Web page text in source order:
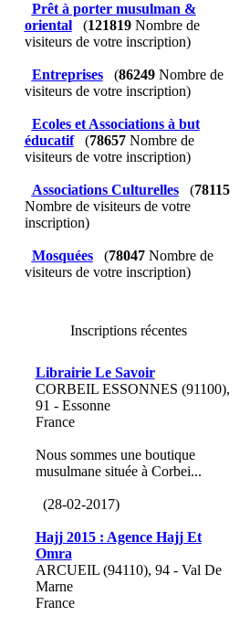
Prêt à porter musulman &
oriental
(121819Nombre de
visiteurs de votre inscription)
Entreprises (86249Nombre de
visiteurs de votre inscription)
Ecoles et Associations à but
éducatif
(78657Nombre de
visiteurs de votre inscription)
Associations Culturelles (78115
Nombre de visiteurs de votre
inscription)
Mosquées (78047Nombre de
visiteurs de votre inscription)
Inscriptions récentes
Librairie Le Savoir
CORBEIL ESSONNES (91100),
91 - Essonne
France
Nous sommes une boutique
musulmane située à Corbei...
(28-02-2017)
Hajj 2015 : Agence Hajj Et
Omra
ARCUEIL (94110), 94 - Val De
Marne
France